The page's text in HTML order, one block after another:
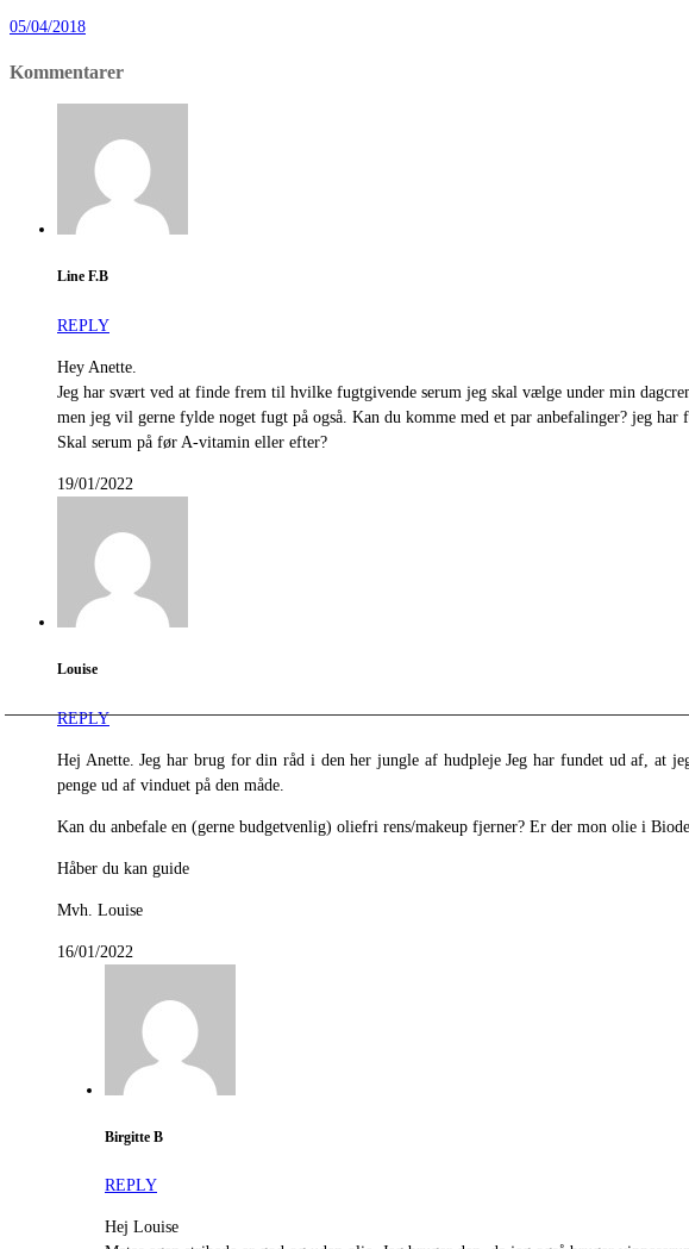
05/04/2018
Kommentarer
Line F.B
REPLY
Hey Anette.
Jeg har svært ved at finde frem til hvilke fugtgivende serum jeg skal vælge under min
men jeg vil gerne fylde noget fugt på også. Kan du komme med et par anbefalinger? jeg har
Skal serum på før A-vitamin eller efter?
19/01/2022
Louise
REPLY
Hej Anette. Jeg har brug for din råd i den her jungle af hudpleje Jeg har fundet ud af, at
penge ud af vinduet på den måde.
Kan du anbefale en (gerne budgetvenlig) oliefri rens/makeup fjerner? Er der mon olie i
Håber du kan guide
Mvh. Louise
16/01/2022
Birgitte B
REPLY
Hej Louise